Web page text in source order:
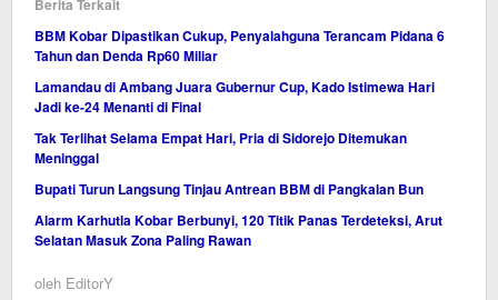
Berita Terkait
BBM Kobar Dipastikan Cukup, Penyalahguna Terancam Pidana 6
Tahun dan Denda Rp60 Miliar
Lamandau di Ambang Juara Gubernur Cup, Kado Istimewa Hari
Jadi ke-24 Menanti di Final
Tak Terlihat Selama Empat Hari, Pria di Sidorejo Ditemukan
Meninggal
Bupati Turun Langsung Tinjau Antrean BBM di Pangkalan Bun
Alarm Karhutla Kobar Berbunyi, 120 Titik Panas Terdeteksi, Arut
Selatan Masuk Zona Paling Rawan
oleh EditorY